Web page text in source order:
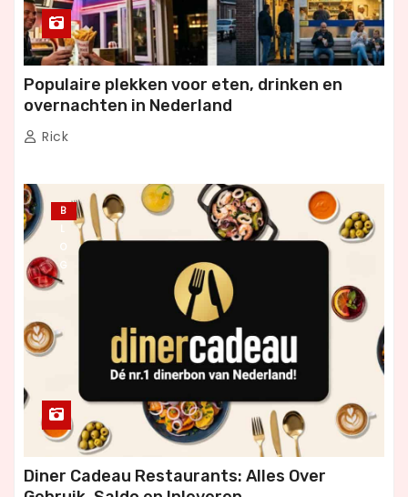
Populaire plekken voor eten, drinken en
overnachten in Nederland
Rick
B
L
O
G
Diner Cadeau Restaurants: Alles Over